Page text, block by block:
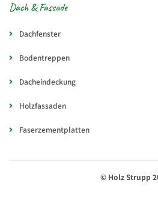
Dach & Fassade
Dachfenster
Bodentreppen
Dacheindeckung
Holzfassaden
Faserzementplatten
© Holz Strupp